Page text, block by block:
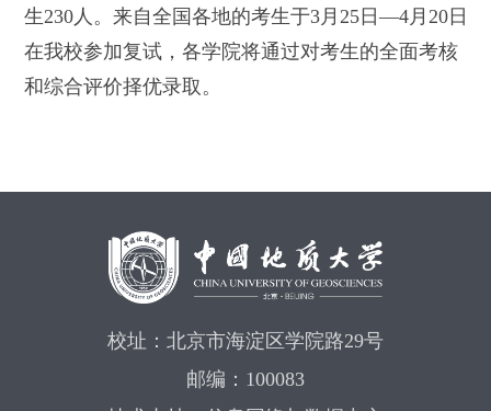
生230人。来自全国各地的考生于3月25日—4月20日
在我校参加复试，各学院将通过对考生的全面考核
和综合评价择优录取。
校址：北京市海淀区学院路29号
邮编：100083